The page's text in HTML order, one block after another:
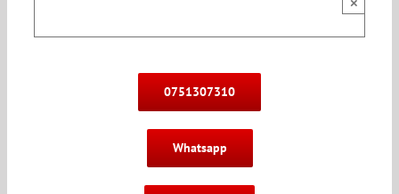
0751307310
Whatsapp